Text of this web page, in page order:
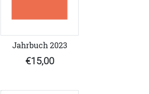
Jahrbuch 2023
€15,00